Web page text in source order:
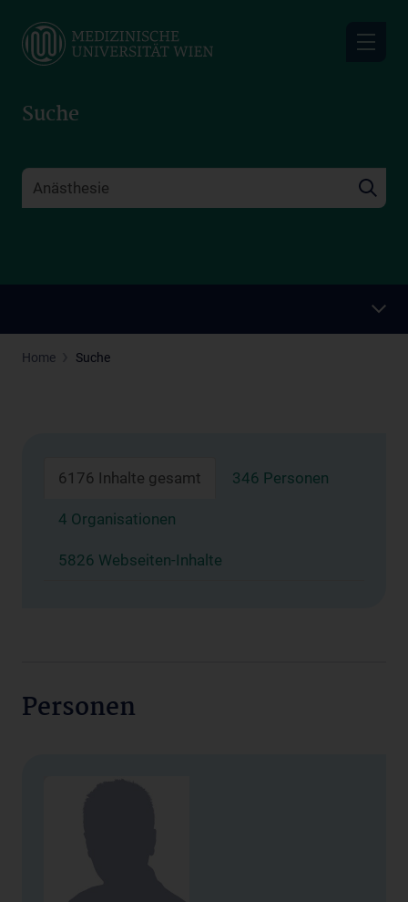
main
Suche
Home Suche
6176 Inhalte gesamt 346 Personen
4 Organisationen
5826 Webseiten-Inhalte
Personen